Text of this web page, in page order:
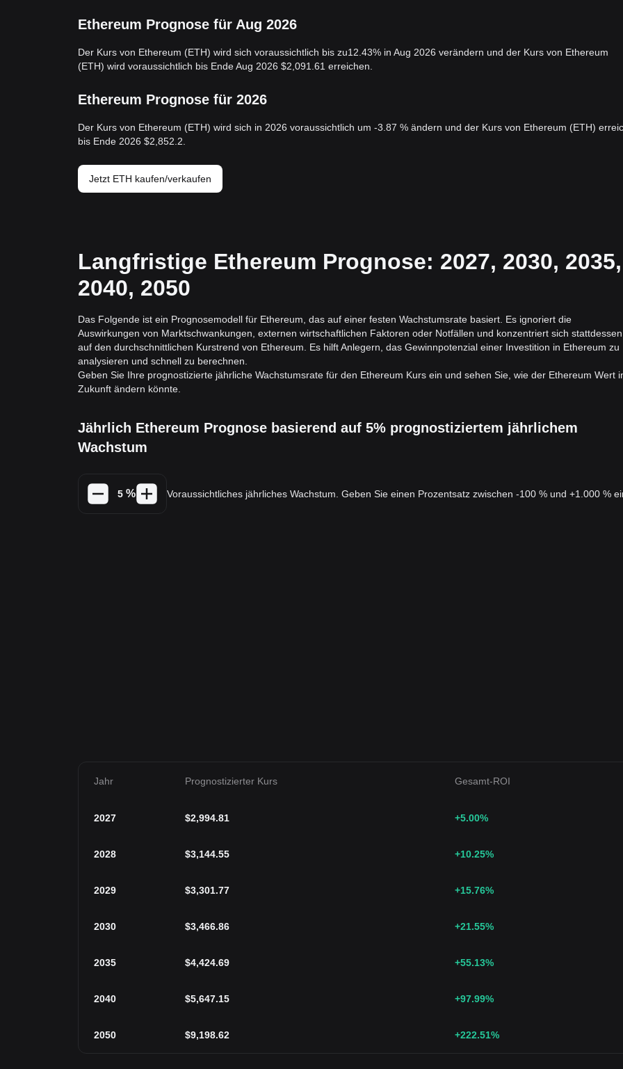
Ethereum Prognose für Aug 2026
Der Kurs von Ethereum (ETH) wird sich voraussichtlich bis zu12.43% in Aug 2026 verändern und der Kurs von Ethereum
(ETH) wird voraussichtlich bis Ende Aug 2026 $2,091.61 erreichen.
Ethereum Prognose für 2026
Der Kurs von Ethereum (ETH) wird sich in 2026 voraussichtlich um -3.87 % ändern und der Kurs von Ethereum (ETH)
bis Ende 2026 $2,852.2.
Jetzt ETH kaufen/verkaufen
Langfristige Ethereum Prognose: 2027, 2030, 2035,
2040, 2050
Das Folgende ist ein Prognosemodell für Ethereum, das auf einer festen Wachstumsrate basiert. Es ignoriert die
Auswirkungen von Marktschwankungen, externen wirtschaftlichen Faktoren oder Notfällen und konzentriert sich stattdessen
auf den durchschnittlichen Kurstrend von Ethereum. Es hilft Anlegern, das Gewinnpotenzial einer Investition in Ethereum zu
analysieren und schnell zu berechnen.
Geben Sie Ihre prognostizierte jährliche Wachstumsrate für den Ethereum Kurs ein und sehen Sie, wie der Ethereum Wert
Zukunft ändern könnte.
Jährlich Ethereum Prognose basierend auf 5% prognostiziertem jährlichem
Wachstum
% Voraussichtliches jährliches Wachstum. Geben Sie einen Prozentsatz zwischen -100 % und +1.000 %
Jahr Prognostizierter Kurs Gesamt-ROI
2027 $2,994.81 +5.00%
2028 $3,144.55 +10.25%
2029 $3,301.77 +15.76%
2030 $3,466.86 +21.55%
2035 $4,424.69 +55.13%
2040 $5,647.15 +97.99%
2050 $9,198.62 +222.51%